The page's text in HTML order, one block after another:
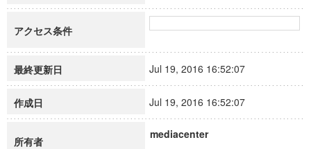
アクセス条件
最終更新日 Jul 19, 2016 16:52:07
作成日 Jul 19, 2016 16:52:07
所有者
mediacenter